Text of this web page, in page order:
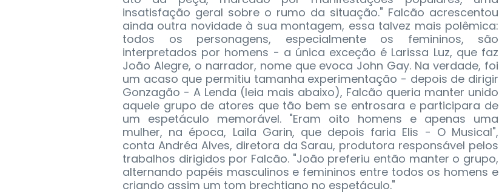
insatisfação geral sobre o rumo da situação." Falcão acrescentou
ainda outra novidade à sua montagem, essa talvez mais polêmica:
todos os personagens, especialmente os femininos, são
interpretados por homens - a única exceção é Larissa Luz, que faz
João Alegre, o narrador, nome que evoca John Gay. Na verdade, foi
um acaso que permitiu tamanha experimentação - depois de dirigir
Gonzagão - A Lenda (leia mais abaixo), Falcão queria manter unido
aquele grupo de atores que tão bem se entrosara e participara de
um espetáculo memorável. "Eram oito homens e apenas uma
mulher, na época, Laila Garin, que depois faria Elis - O Musical",
conta Andréa Alves, diretora da Sarau, produtora responsável pelos
trabalhos dirigidos por Falcão. "João preferiu então manter o grupo,
alternando papéis masculinos e femininos entre todos os homens e
criando assim um tom brechtiano no espetáculo."